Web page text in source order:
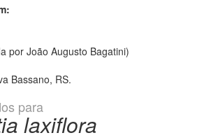
por João Augusto Bagatini)
Bassano, RS.
para
laxiflora